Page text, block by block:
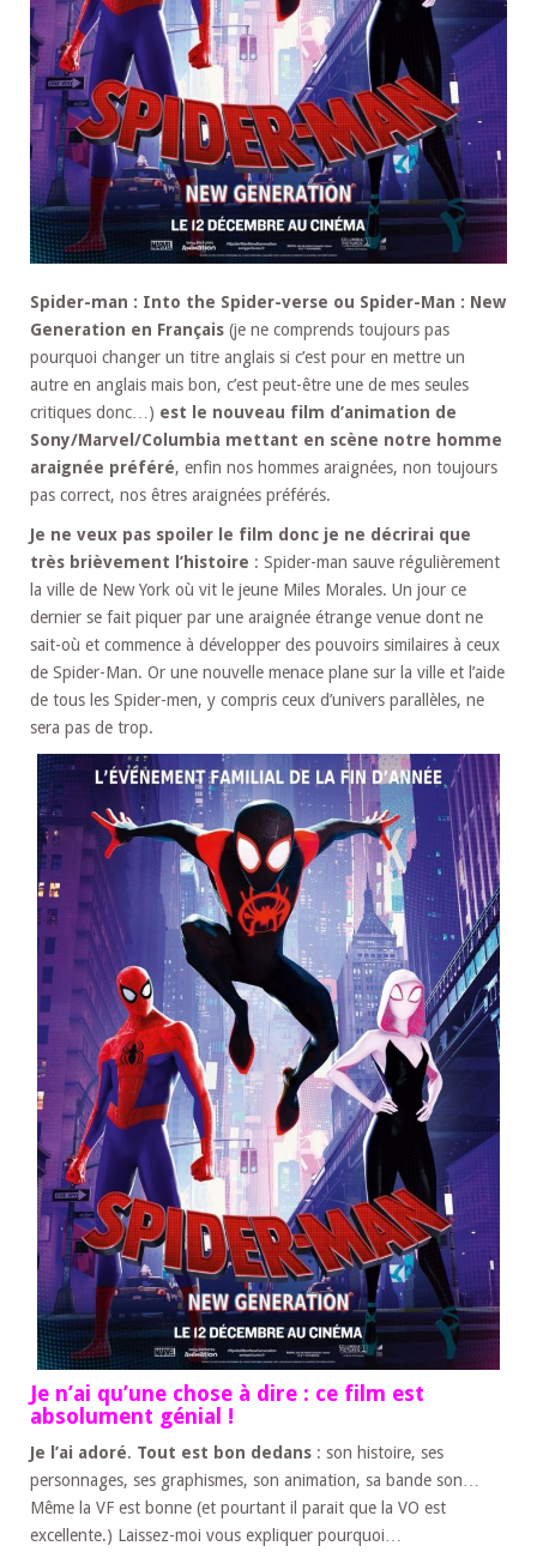
Spider-man : Into the Spider-verse ou Spider-Man : New
Generation en Français (je ne comprends toujours pas
pourquoi changer un titre anglais si c’est pour en mettre un
autre en anglais mais bon, c’est peut-être une de mes seules
critiques donc…) est le nouveau film d’animation de
Sony/Marvel/Columbia mettant en scène notre homme
araignée préféré, enfin nos hommes araignées, non toujours
pas correct, nos êtres araignées préférés.
Je ne veux pas spoiler le film donc je ne décrirai que
très brièvement l’histoire : Spider-man sauve régulièrement
la ville de New York où vit le jeune Miles Morales. Un jour ce
dernier se fait piquer par une araignée étrange venue dont ne
sait-où et commence à développer des pouvoirs similaires à ceux
de Spider-Man. Or une nouvelle menace plane sur la ville et l’aide
de tous les Spider-men, y compris ceux d’univers parallèles, ne
sera pas de trop.
Je n’ai qu’une chose à dire : ce film est
absolument génial !
Je l’ai adoré. Tout est bon dedans : son histoire, ses
personnages, ses graphismes, son animation, sa bande son…
Même la VF est bonne (et pourtant il parait que la VO est
excellente.) Laissez-moi vous expliquer pourquoi…